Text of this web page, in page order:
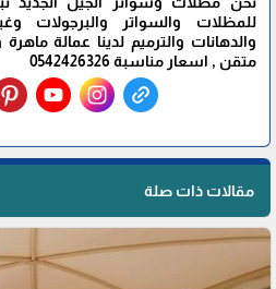
للمظلات والسواتر والبرجولات
والدهانات والترميم لدينا عمالة
متقن , اسعار مناسبة 0542426326
مقالات ذات صلة